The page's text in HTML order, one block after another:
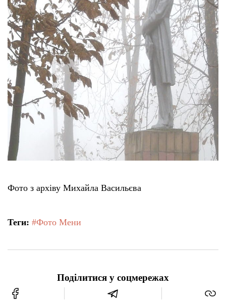
Фото з архіву Михайла Васильєва
Теги: #Фото Мени
Поділитися у соцмережах